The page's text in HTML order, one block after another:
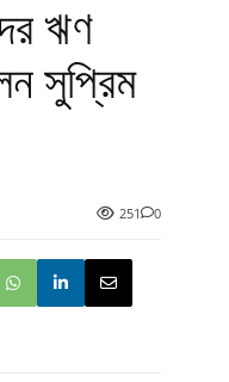
ঋণ
সুপ্রিম
251
0